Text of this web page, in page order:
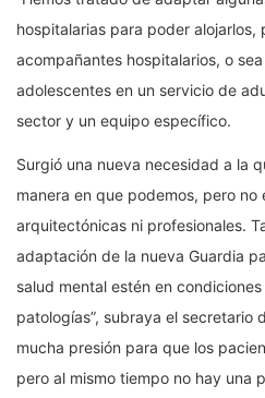
hospitalarias para poder alojarlos,
acompañantes hospitalarios, o
adolescentes en un servicio de
sector y un equipo específico.
Surgió una nueva necesidad a la
manera en que podemos, pero no
arquitectónicas ni profesionales.
adaptación de la nueva Guardia
salud mental estén en
patologías”, subraya el secretario
mucha presión para que los
pero al mismo tiempo no hay una